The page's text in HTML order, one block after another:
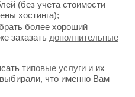
(без учета стоимости
хостинга);
более хороший
заказать дополнительные
типовые услуги и их
что именно Вам